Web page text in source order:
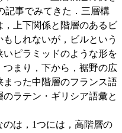
記事でみてきた．三層構
上下関係と階層のあるビ
しれないが，ビルという
ピラミッドのような形を
まり，下から，裾野の広
った中階層のフランス語
ラテン・ギリシア語彙と
は，1つには，高階層の